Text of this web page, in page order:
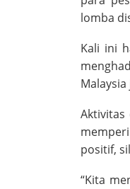
lomba
Kali ini
positif,
“Kita